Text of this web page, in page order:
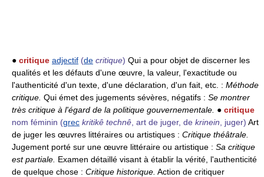
● critique adjectif (de critique) Qui a pour objet de discerner les
qualités et les défauts d'une œuvre, la valeur, l'exactitude ou
l'authenticité d'un texte, d'une déclaration, d'un fait, etc. : Méthode
critique. Qui émet des jugements sévères, négatifs : Se montrer
très critique à l'égard de la politique gouvernementale. ● critique
nom féminin (grec kritikê technê , art de juger, de krinein , juger) Art
de juger les œuvres littéraires ou artistiques : Critique théâtrale.
Jugement porté sur une œuvre littéraire ou artistique : Sa critique
est partiale. Examen détaillé visant à établir la vérité, l'authenticité
de quelque chose : Critique historique. Action de critiquer